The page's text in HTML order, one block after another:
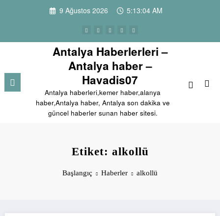
9 Ağustos 2026 5:13:05 AM
Antalya Haberlerleri –
Antalya haber –
Havadis07
Antalya haberleri,kemer haber,alanya
haber,Antalya haber, Antalya son dakika ve
güncel haberler sunan haber sitesi.
Etiket: alkollü
Başlangıç Haberler alkollü